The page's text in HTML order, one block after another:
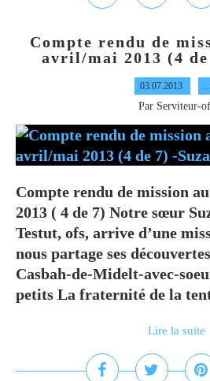
Compte rendu de
avril/mai 2013 (4 de
03.07.2013
Par Serviteur-
Compte rendu de mission
2013 ( 4 de 7) Notre sœur
Testut, ofs, arrive d’une
nous partage ses
Casbah-de-Midelt-avec-
petits La fraternité de la
Lire la suite